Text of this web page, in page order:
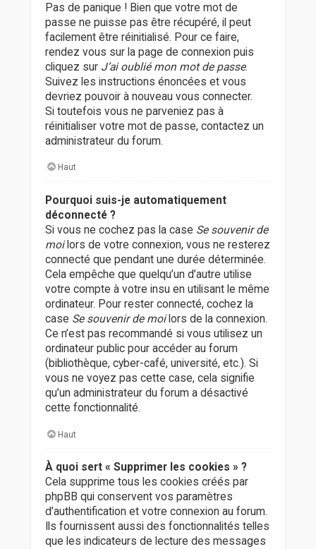
Pas de panique ! Bien que votre mot de
passe ne puisse pas être récupéré, il peut
facilement être réinitialisé. Pour ce faire,
rendez vous sur la page de connexion puis
cliquez sur J’ai oublié mon mot de passe.
Suivez les instructions énoncées et vous
devriez pouvoir à nouveau vous connecter.
Si toutefois vous ne parveniez pas à
réinitialiser votre mot de passe, contactez un
administrateur du forum.
Haut
Pourquoi suis-je automatiquement
déconnecté ?
Si vous ne cochez pas la case Se souvenir de
moilors de votre connexion, vous ne resterez
connecté que pendant une durée déterminée.
Cela empêche que quelqu’un d’autre utilise
votre compte à votre insu en utilisant le même
ordinateur. Pour rester connecté, cochez la
case Se souvenir de moilors de la connexion.
Ce n’est pas recommandé si vous utilisez un
ordinateur public pour accéder au forum
(bibliothèque, cyber-café, université, etc.). Si
vous ne voyez pas cette case, cela signifie
qu’un administrateur du forum a désactivé
cette fonctionnalité.
Haut
À quoi sert « Supprimer les cookies » ?
Cela supprime tous les cookies créés par
phpBB qui conservent vos paramètres
d’authentification et votre connexion au forum.
Ils fournissent aussi des fonctionnalités telles
que les indicateurs de lecture des messages